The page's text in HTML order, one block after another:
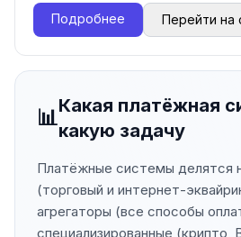
Подробнее Перейти на
📊Какая платёжная
какую задачу
Платёжные системы делятся
(торговый и интернет-
агрегаторы (все способы
специализированные (крипто,